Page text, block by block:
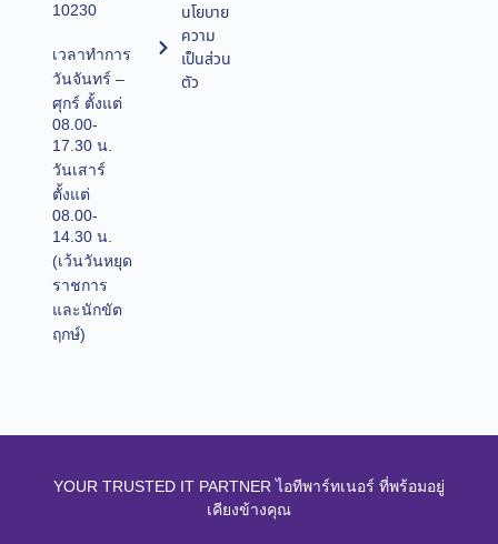
10230
เวลาทำการ
วันจันทร์ –
ศุกร์ ตั้งแต่
08.00-
17.30 น.
วันเสาร์
ตั้งแต่
08.00-
14.30 น.
(เว้นวันหยุด
ราชการ
และนักขัต
ฤกษ์)
นโยบาย
ความ
เป็นส่วน
ตัว
YOUR TRUSTED IT PARTNER ไอทีพาร์ทเนอร์ ที่พร้อมอยู่
เคียงข้างคุณ